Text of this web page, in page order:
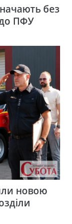
без
до ПФУ
новою